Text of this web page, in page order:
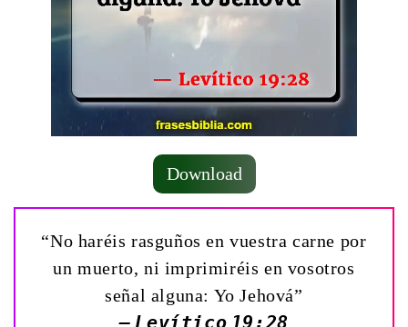
Download
“No haréis rasguños en vuestra carne por
un muerto, ni imprimiréis en vosotros
señal alguna: Yo Jehová”
— Levítico 19:28